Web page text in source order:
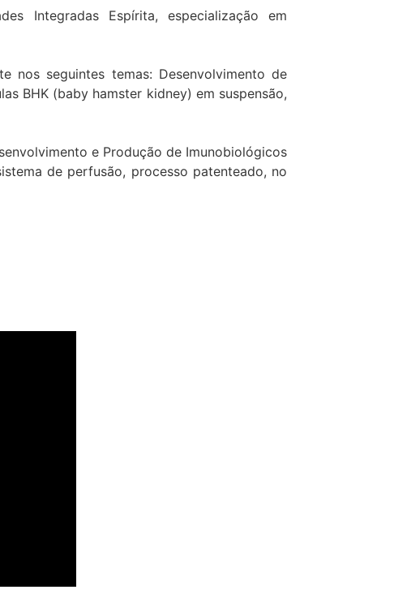
Integradas Espírita, especialização em
nos seguintes temas: Desenvolvimento de
BHK (baby hamster kidney) em suspensão,
e Produção de Imunobiológicos
de perfusão, processo patenteado, no